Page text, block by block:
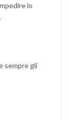
lo
sempre gli